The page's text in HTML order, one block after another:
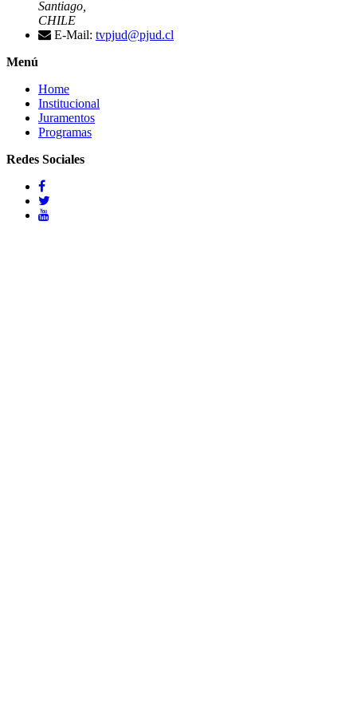
Santiago,
CHILE
E-Mail: tvpjud@pjud.cl
Menú
Home
Institucional
Juramentos
Programas
Redes Sociales